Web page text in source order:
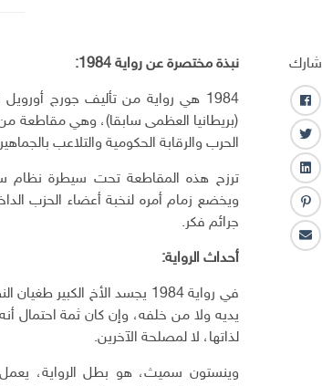
شارك
ف
ا
ي
س
ب
و
ك
ت
و
ي
ت
ر
ل
ي
ن
ك
ـ
ب
ن
تا
نبذة مختصرة عن رواية 1984:
(بريطانيا العظمى سابقا)، وهي مقاطعة
الحرب والرقابة الحكومية والتلاعب
ترزح هذه المقاطعة تحت سيطرة نظام
ويخضع زمام أمره لنخبة أعضاء الحزب
جرائم فكر.
أحداث الرواية:
في رواية 1984 يجسد الأخ
يديه ولا من خلفه، وإن كان ثمة احتمال
لذاتها، لا لمصلحة الآخرين.
وينستون سميث، هو بطل الرواية،